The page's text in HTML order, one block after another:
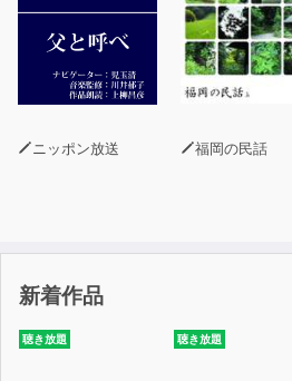
ビジネススクール2年間で学ぶ必
を「1フレーズ」ですっきりと紹
ーシップ、定量分析、
これから社会人としてのキャリ
様々な経験を重ね、自分のやり方
の方にも、基本を振り返るために
ニッポン放送 福岡の民話
新着作品
聴き放題 聴き放題